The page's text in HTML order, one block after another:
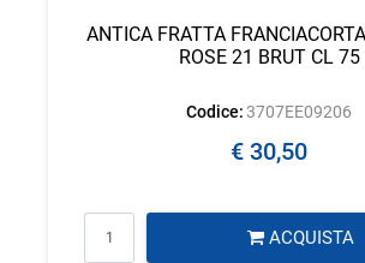
ANTICA FRATTA
ROSE 21 BRUT CL 75
Codice: 3707EE09206
€ 30,50
ACQUISTA